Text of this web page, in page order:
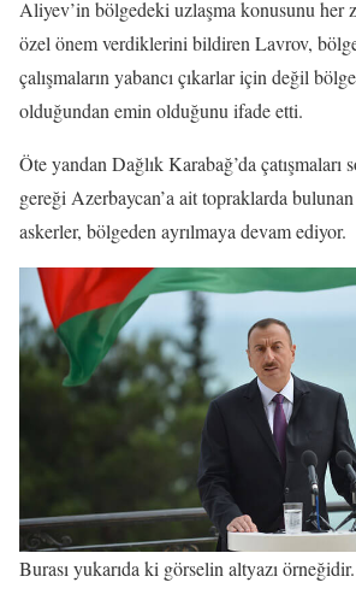
Aliyev’in bölgedeki uzlaşma konusunu her
özel önem verdiklerini bildiren Lavrov,
çalışmaların yabancı çıkarlar için değil
olduğundan emin olduğunu ifade etti.
Öte yandan Dağlık Karabağ’da çatışmaları
gereği Azerbaycan’a ait topraklarda
askerler, bölgeden ayrılmaya devam ediyor.
Burası yukarıda ki görselin altyazı örneğidir.